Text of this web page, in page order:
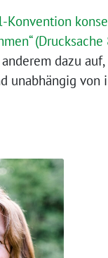
Konvention
dazu
unabhängig von